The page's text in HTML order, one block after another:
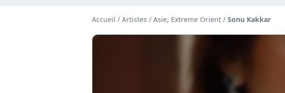
Accueil / Artistes / Asie, Extreme Orient / Sonu Kakkar